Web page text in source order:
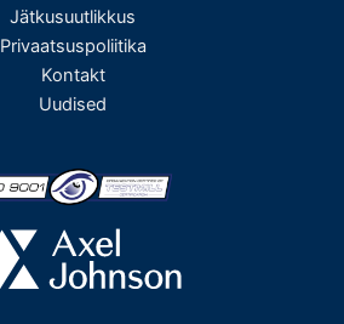
Jätkusuutlikkus
Privaatsuspoliitika
Kontakt
Uudised